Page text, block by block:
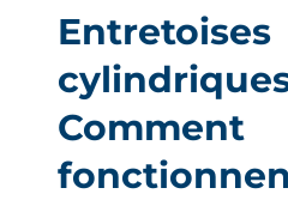
Entretoises
Comment